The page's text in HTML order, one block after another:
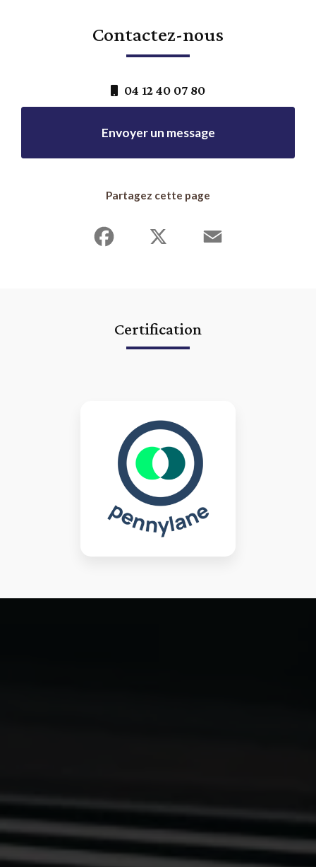
Contactez-nous
04 12 40 07 80
Envoyer un message
Partagez cette page
Certification